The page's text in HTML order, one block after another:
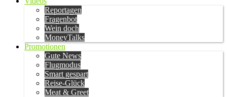
Reportagen
Fragenbot
Wein doch
MoneyTalks
Promotionen
Gute News
Flugmodus
Smart gespart
Reise-Glück
Meat & Greet